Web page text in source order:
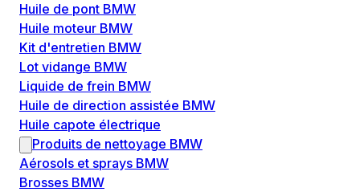
Huile de pont BMW
Huile moteur BMW
Kit d'entretien BMW
Lot vidange BMW
Liquide de frein BMW
Huile de direction assistée BMW
Huile capote électrique
Produits de nettoyage BMW
Aérosols et sprays BMW
Brosses BMW